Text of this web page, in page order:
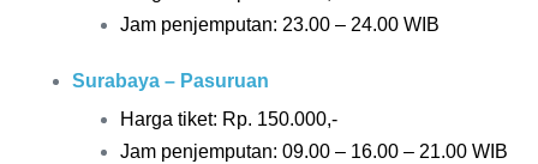
Jam penjemputan: 23.00 – 24.00 WIB
Surabaya – Pasuruan
Harga tiket: Rp. 150.000,-
Jam penjemputan: 09.00 – 16.00 – 21.00 WIB